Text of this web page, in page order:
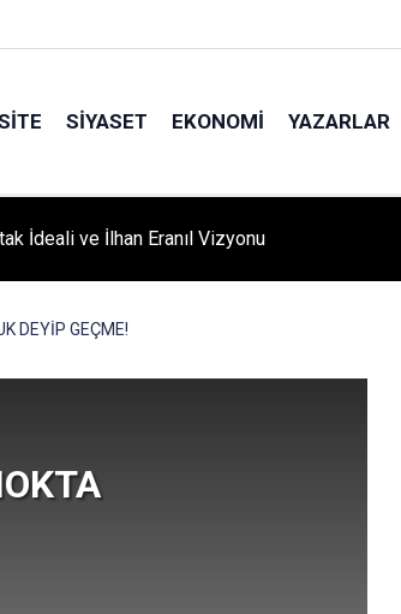
SIYASET EKONOMI YAZARLAR
COŞKUSU: Kursiyerler Gönüllerince
DEYİP GEÇME!